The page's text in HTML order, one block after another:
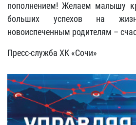
пополнением! Желаем малышу
больших успехов на
новоиспеченным родителям –
Пресс-служба ХК «Сочи»